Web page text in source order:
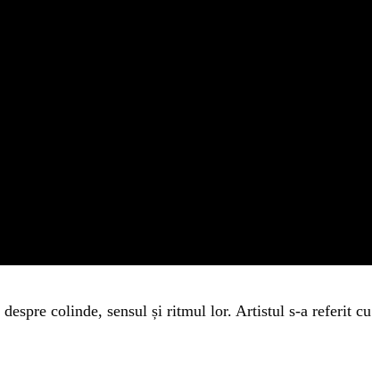
colinde, sensul și ritmul lor. Artistul s-a referit cu